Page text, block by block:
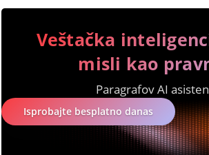
Veštačka
misli kao
Paragrafov AI
Isprobajte besplatno danas